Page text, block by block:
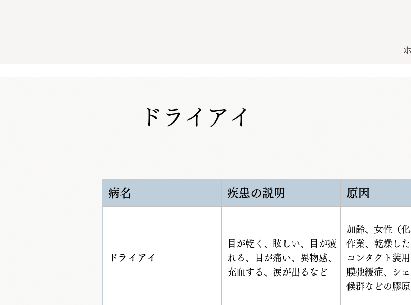
ドライアイ
病名 疾患の説明 原因
ドライアイ
目が乾く、眩しい、目が疲
れる、目が痛い、異物感、
充血する、涙が出るなど
加齢、女性（
作業、乾燥した
コンタクト装
膜弛緩症、シ
候群などの膠